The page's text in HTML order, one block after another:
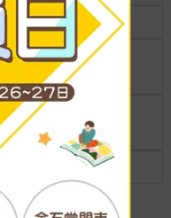
。那些看起來和暮音差
伍一點都不整齊，他們
張望著。
這讓他們可以安安穩穩
對勁。
看了看自己背後，沒有
姨。
普通級
規
25開15*21cm
年
全齡適讀
＞ 戀愛情事